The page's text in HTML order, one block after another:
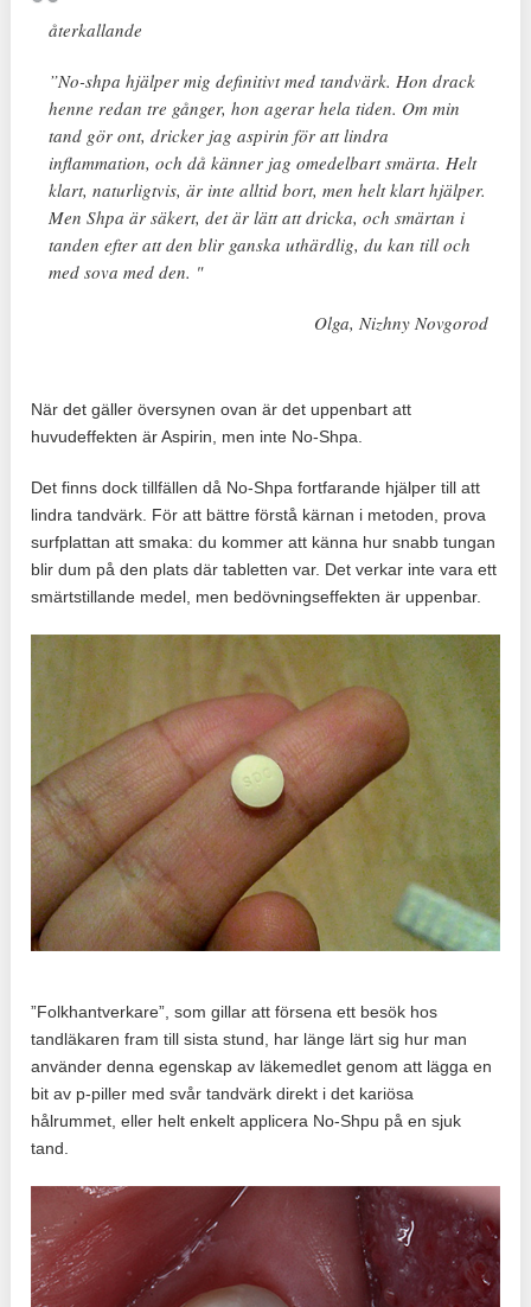
återkallande
”No-shpa hjälper mig definitivt med tandvärk. Hon drack
henne redan tre gånger, hon agerar hela tiden. Om min
tand gör ont, dricker jag aspirin för att lindra
inflammation, och då känner jag omedelbart smärta. Helt
klart, naturligtvis, är inte alltid bort, men helt klart hjälper.
Men Shpa är säkert, det är lätt att dricka, och smärtan i
tanden efter att den blir ganska uthärdlig, du kan till och
med sova med den. "
Olga, Nizhny Novgorod
När det gäller översynen ovan är det uppenbart att
huvudeffekten är Aspirin, men inte No-Shpa.
Det finns dock tillfällen då No-Shpa fortfarande hjälper till att
lindra tandvärk. För att bättre förstå kärnan i metoden, prova
surfplattan att smaka: du kommer att känna hur snabb tungan
blir dum på den plats där tabletten var. Det verkar inte vara ett
smärtstillande medel, men bedövningseffekten är uppenbar.
”Folkhantverkare”, som gillar att försena ett besök hos
tandläkaren fram till sista stund, har länge lärt sig hur man
använder denna egenskap av läkemedlet genom att lägga en
bit av p-piller med svår tandvärk direkt i det kariösa
hålrummet, eller helt enkelt applicera No-Shpu på en sjuk
tand.